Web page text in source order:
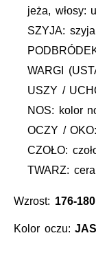
jeża, włosy:
SZYJA:
WARGI
USZY /
NOS: kolor
OCZY /
CZOŁO:
TWARZ:
Wzrost: 176-
Kolor oczu: